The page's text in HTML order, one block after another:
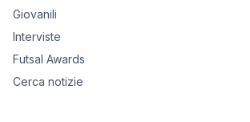
Giovanili
Interviste
Futsal Awards
Cerca notizie